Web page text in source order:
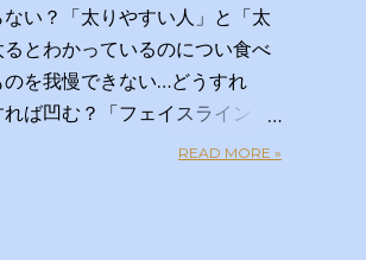
い？「太りやすい人」と「太
とわかっているのについ食べ
を我慢できない…どうすれ
ば凹む？「フェイスライン」
して太りにくい体になる方法
READ MORE »